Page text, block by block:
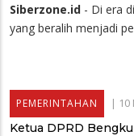
Siberzone.id - Di era
yang beralih menjadi
PEMERINTAHAN | 10
Ketua DPRD